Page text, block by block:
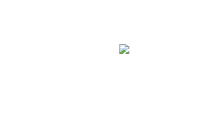
Gelar Merti Dusun Bapas Yogyakarta Edukasi